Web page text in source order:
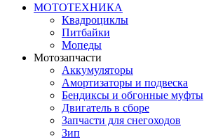
МОТОТЕХНИКА
Квадроциклы
Питбайки
Мопеды
Мотозапчасти
Аккумуляторы
Амортизаторы и подвеска
Бендиксы и обгонные муфты
Двигатель в сборе
Запчасти для снегоходов
Зип